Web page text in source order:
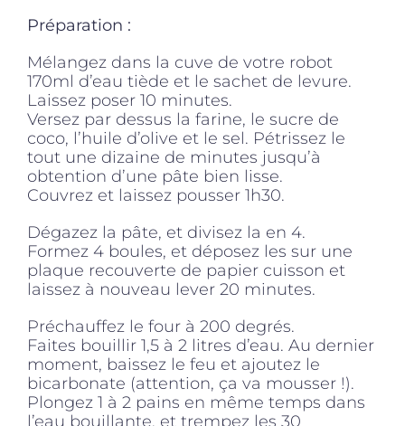
Préparation :
Mélangez dans la cuve de votre robot
170ml d’eau tiède et le sachet de levure.
Laissez poser 10 minutes.
Versez par dessus la farine, le sucre de
coco, l’huile d’olive et le sel. Pétrissez le
tout une dizaine de minutes jusqu’à
obtention d’une pâte bien lisse.
Couvrez et laissez pousser 1h30.
Dégazez la pâte, et divisez la en 4.
Formez 4 boules, et déposez les sur une
plaque recouverte de papier cuisson et
laissez à nouveau lever 20 minutes.
Préchauffez le four à 200 degrés.
Faites bouillir 1,5 à 2 litres d’eau. Au dernier
moment, baissez le feu et ajoutez le
bicarbonate (attention, ça va mousser !).
Plongez 1 à 2 pains en même temps dans
l’eau bouillante, et trempez les 30